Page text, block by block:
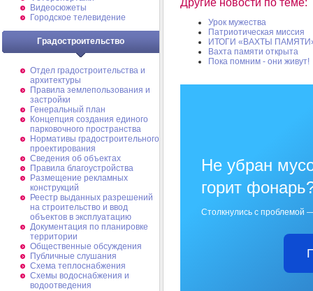
Видеосюжеты
Городское телевидение
Градостроительство
Отдел градостроительства и
архитектуры
Правила землепользования и
застройки
Генеральный план
Концепция создания единого
парковочного пространства
Нормативы градостроительного
проектирования
Сведения об объектах
Правила благоустройства
Размещение рекламных
конструкций
Реестр выданных разрешений
на строительство и ввод
объектов в эксплуатацию
Документация по планировке
территории
Общественные обсуждения
Публичные слушания
Схема теплоснабжения
Схемы водоснабжения и
водоотведения
Другие новости по теме:
Урок мужества
Патриотическая миссия
ИТОГИ «ВАХТЫ
Вахта памяти открыта
Пока помним - они живут!
Не убран
горит
Столкнулись с проблемой